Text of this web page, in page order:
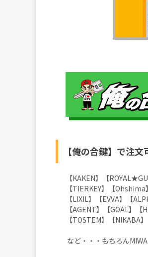
【俺の合鍵】で注
【KAKEN】【
【TIERKEY】【
【LIXIL】【EVVA】【
【AGENT】【GOAL】【
【TOSTEM】【NIKABA
など・・・もちろん